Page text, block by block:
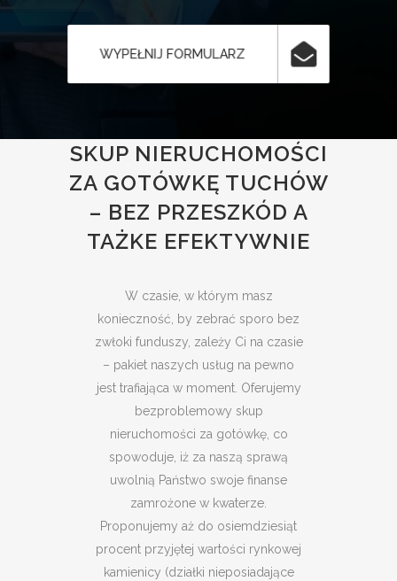
WYPEŁNIJ FORMULARZ
SKUP NIERUCHOMOŚCI
ZA GOTÓWKĘ TUCHÓW
– BEZ PRZESZKÓD A
TAŻKE EFEKTYWNIE
W czasie, w którym masz
konieczność, by zebrać sporo bez
zwłoki funduszy, zależy Ci na czasie
– pakiet naszych usług na pewno
jest trafiająca w moment. Oferujemy
bezproblemowy skup
nieruchomości za gotówkę, co
spowoduje, iż za naszą sprawą
uwolnią Państwo swoje finanse
zamrożone w kwaterze.
Proponujemy aż do osiemdziesiąt
procent przyjętej wartości rynkowej
kamienicy (działki nieposiadające